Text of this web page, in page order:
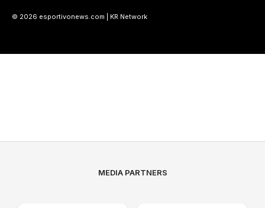
© 2026 esportivonews.com | KR Network
MEDIA PARTNERS